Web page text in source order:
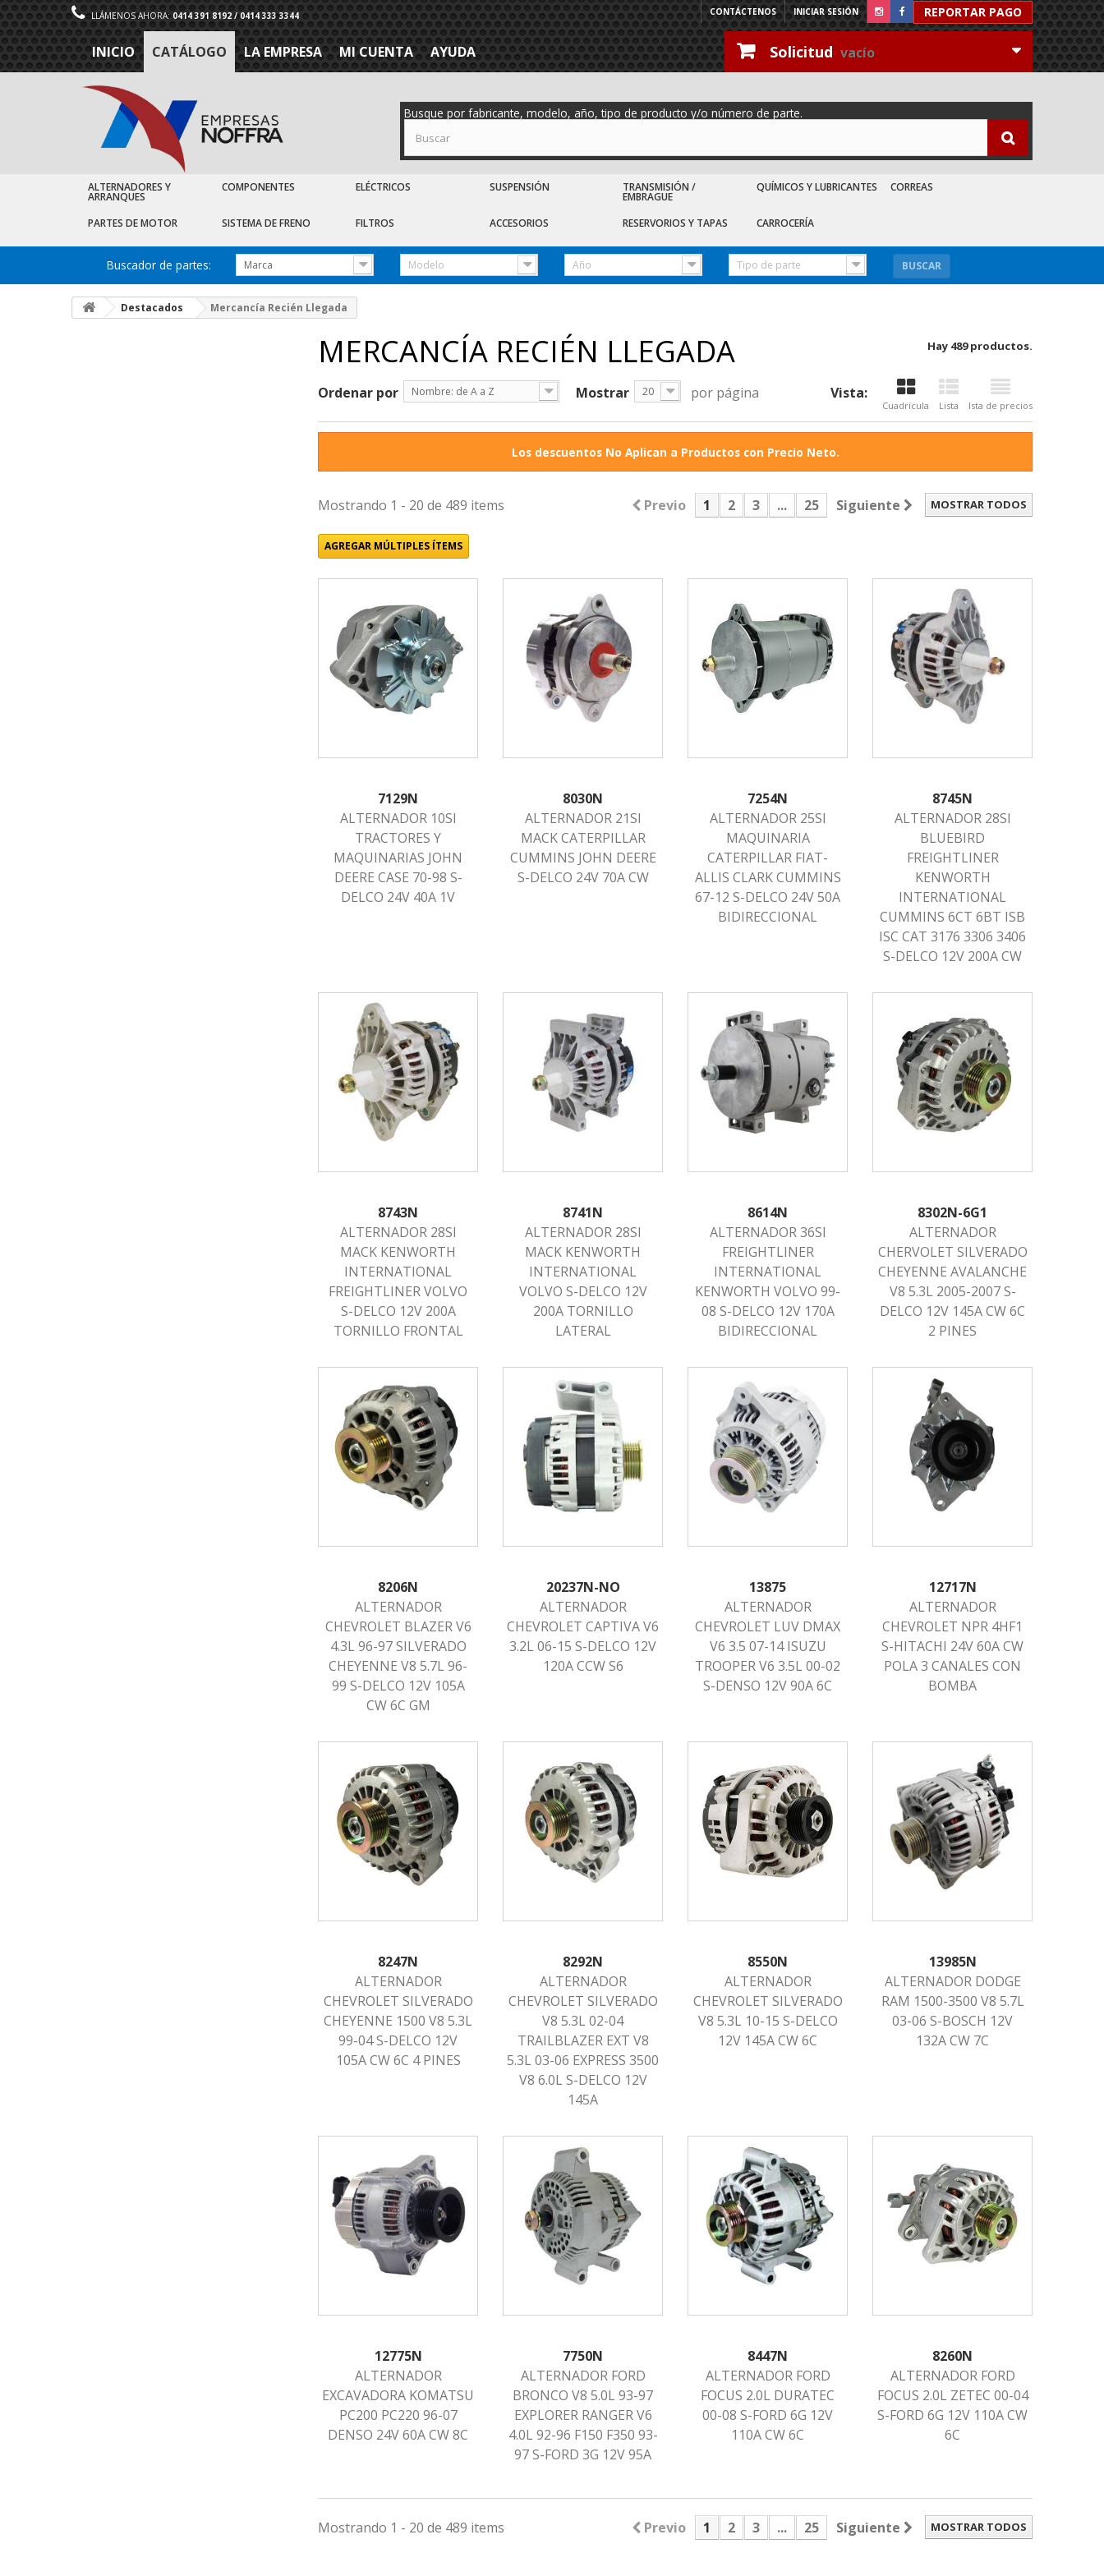
REPORTAR PAGO
INICIAR SESIÓN
CONTÁCTENOS
LLÁMENOS AHORA: 0414 391 8192 / 0414 333 3344
INICIO CATÁLOGO LA EMPRESA MI CUENTA AYUDA Solicitud vacío
Busque por fabricante, modelo, año, tipo de producto y/o número de parte.
ALTERNADORES Y
ARRANQUES
COMPONENTES ELÉCTRICOS SUSPENSIÓN TRANSMISIÓN /
EMBRAGUE
QUÍMICOS Y LUBRICANTES CORREAS
PARTES DE MOTOR SISTEMA DE FRENO FILTROS ACCESORIOS RESERVORIOS Y TAPAS CARROCERÍA
Buscador de partes: Marca Modelo Año Tipo de parte BUSCAR
Destacados Mercancía Recién Llegada
MERCANCÍA RECIÉN LLEGADA Hay 489 productos.
Vista:
Cuadrícula Lista Ista de precios
Ordenar por Nombre: de A a Z Mostrar 20 por página
Los descuentos No Aplican a Productos con Precio Neto.
MOSTRAR TODOS
Previo 1 2 3 ... 25 Siguiente
Mostrando 1 - 20 de 489 items
AGREGAR MÚLTIPLES ÍTEMS
7129N
ALTERNADOR 10SI
TRACTORES Y
MAQUINARIAS JOHN
DEERE CASE 70-98 S-
DELCO 24V 40A 1V
8030N
ALTERNADOR 21SI
MACK CATERPILLAR
CUMMINS JOHN DEERE
S-DELCO 24V 70A CW
7254N
ALTERNADOR 25SI
MAQUINARIA
CATERPILLAR FIAT-
ALLIS CLARK CUMMINS
67-12 S-DELCO 24V 50A
BIDIRECCIONAL
8745N
ALTERNADOR 28SI
BLUEBIRD
FREIGHTLINER
KENWORTH
INTERNATIONAL
CUMMINS 6CT 6BT ISB
ISC CAT 3176 3306 3406
S-DELCO 12V 200A CW
8743N
ALTERNADOR 28SI
MACK KENWORTH
INTERNATIONAL
FREIGHTLINER VOLVO
S-DELCO 12V 200A
TORNILLO FRONTAL
8741N
ALTERNADOR 28SI
MACK KENWORTH
INTERNATIONAL
VOLVO S-DELCO 12V
200A TORNILLO
LATERAL
8614N
ALTERNADOR 36SI
FREIGHTLINER
INTERNATIONAL
KENWORTH VOLVO 99-
08 S-DELCO 12V 170A
BIDIRECCIONAL
8302N-6G1
ALTERNADOR
CHERVOLET SILVERADO
CHEYENNE AVALANCHE
V8 5.3L 2005-2007 S-
DELCO 12V 145A CW 6C
2 PINES
8206N
ALTERNADOR
CHEVROLET BLAZER V6
4.3L 96-97 SILVERADO
CHEYENNE V8 5.7L 96-
99 S-DELCO 12V 105A
CW 6C GM
20237N-NO
ALTERNADOR
CHEVROLET CAPTIVA V6
3.2L 06-15 S-DELCO 12V
120A CCW S6
13875
ALTERNADOR
CHEVROLET LUV DMAX
V6 3.5 07-14 ISUZU
TROOPER V6 3.5L 00-02
S-DENSO 12V 90A 6C
12717N
ALTERNADOR
CHEVROLET NPR 4HF1
S-HITACHI 24V 60A CW
POLA 3 CANALES CON
BOMBA
8247N
ALTERNADOR
CHEVROLET SILVERADO
CHEYENNE 1500 V8 5.3L
99-04 S-DELCO 12V
105A CW 6C 4 PINES
8292N
ALTERNADOR
CHEVROLET SILVERADO
V8 5.3L 02-04
TRAILBLAZER EXT V8
5.3L 03-06 EXPRESS 3500
V8 6.0L S-DELCO 12V
145A
8550N
ALTERNADOR
CHEVROLET SILVERADO
V8 5.3L 10-15 S-DELCO
12V 145A CW 6C
13985N
ALTERNADOR DODGE
RAM 1500-3500 V8 5.7L
03-06 S-BOSCH 12V
132A CW 7C
12775N
ALTERNADOR
EXCAVADORA KOMATSU
PC200 PC220 96-07
DENSO 24V 60A CW 8C
7750N
ALTERNADOR FORD
BRONCO V8 5.0L 93-97
EXPLORER RANGER V6
4.0L 92-96 F150 F350 93-
97 S-FORD 3G 12V 95A
8447N
ALTERNADOR FORD
FOCUS 2.0L DURATEC
00-08 S-FORD 6G 12V
110A CW 6C
8260N
ALTERNADOR FORD
FOCUS 2.0L ZETEC 00-04
S-FORD 6G 12V 110A CW
6C
MOSTRAR TODOS
Previo 1 2 3 ... 25 Siguiente
Mostrando 1 - 20 de 489 items